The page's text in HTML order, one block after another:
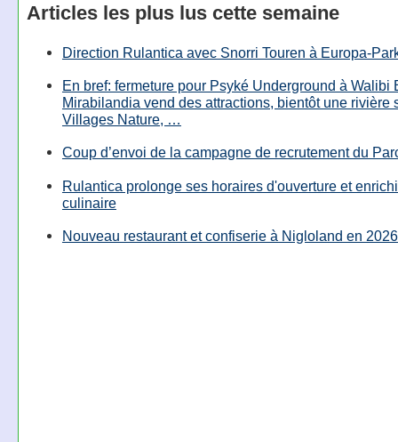
Articles les plus lus cette semaine
Direction Rulantica avec Snorri Touren à Europa-
En bref: fermeture pour Psyké Underground à Walibi
Mirabilandia vend des attractions, bientôt une rivière
Villages Nature, …
Coup d’envoi de la campagne de recrutement du
Rulantica prolonge ses horaires d'ouverture et
culinaire
Nouveau restaurant et confiserie à Nigloland en 2026